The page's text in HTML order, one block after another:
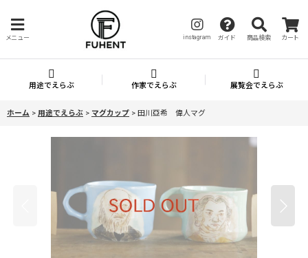
メニュー instagram ガイド 商品検索 カート
用途でえらぶ 作家でえらぶ 展覧会でえらぶ
ホーム > 用途でえらぶ > マグカップ > 田川亞希 偉人マグ